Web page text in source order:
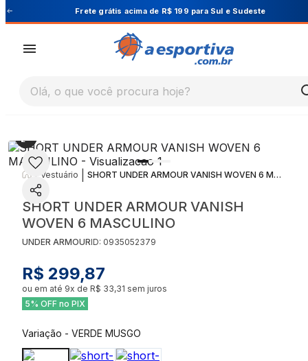
Cupom PRIMEIRA10 para 10% OFF na 1ª compra
Olá, o que você procura hoje?
Vestuário SHORT UNDER ARMOUR VANISH WOVEN 6 MASCULINO
SHORT UNDER ARMOUR VANISH
WOVEN 6 MASCULINO
UNDER ARMOURID: 0935052379
R$ 299,87
ou em até 9x de R$ 33,31 sem juros
5% OFF no PIX
Variação - VERDE MUSGO